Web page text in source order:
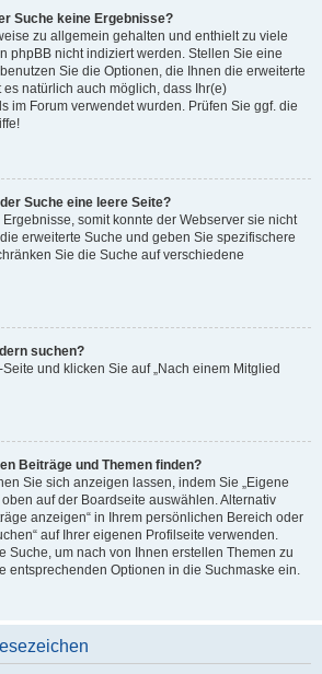
Suche keine Ergebnisse?
zu allgemein gehalten und enthielt zu viele
phpBB nicht indiziert werden. Stellen Sie eine
Sie die Optionen, die Ihnen die erweiterte
natürlich auch möglich, dass Ihr(e)
im Forum verwendet wurden. Prüfen Sie ggf. die
Suche eine leere Seite?
Ergebnisse, somit konnte der Webserver sie nicht
erweiterte Suche und geben Sie spezifischere
Sie die Suche auf verschiedene
suchen?
und klicken Sie auf „Nach einem Mitglied
Beiträge und Themen finden?
Sie sich anzeigen lassen, indem Sie „Eigene
auf der Boardseite auswählen. Alternativ
anzeigen“ in Ihrem persönlichen Bereich oder
auf Ihrer eigenen Profilseite verwenden.
Suche, um nach von Ihnen erstellen Themen zu
entsprechenden Optionen in die Suchmaske ein.